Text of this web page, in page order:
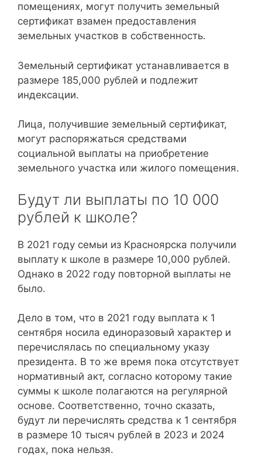
помещениях, могут получить земельный
сертификат взамен предоставления
земельных участков в собственность.
Земельный сертификат устанавливается в
размере 185,000 рублей и подлежит
индексации.
Лица, получившие земельный сертификат,
могут распоряжаться средствами
социальной выплаты на приобретение
земельного участка или жилого помещения.
Будут ли выплаты по 10 000
рублей к школе?
В 2021 году семьи из Красноярска получили
выплату к школе в размере 10,000 рублей.
Однако в 2022 году повторной выплаты не
было.
Дело в том, что в 2021 году выплата к 1
сентября носила единоразовый характер и
перечислялась по специальному указу
президента. В то же время пока отсутствует
нормативный акт, согласно которому такие
суммы к школе полагаются на регулярной
основе. Соответственно, точно сказать,
будут ли перечислять средства к 1 сентября
в размере 10 тысяч рублей в 2023 и 2024
годах, пока нельзя.